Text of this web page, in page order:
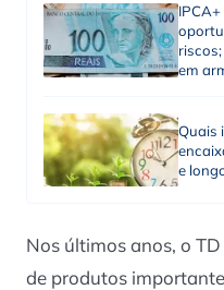
IPCA+
em
Quais
e
Nos últimos anos, o
de produtos